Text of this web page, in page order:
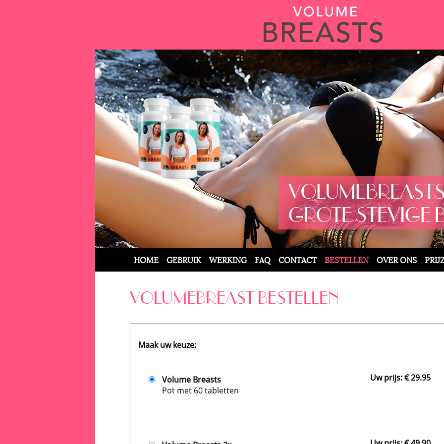
GROTE STEVIGE
HOME GEBRUIK WERKING FAQ CONTACT BESTELLEN OVER ONS
VOLUMEBREAST BESTELLEN
Maak uw keuze:
Volume Breasts
Pot met 60 tabletten
Uw prijs: € 29.95